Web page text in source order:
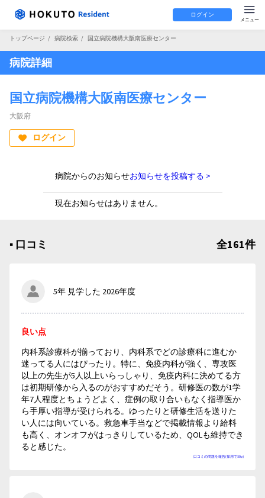
ログイン
トップページ / 病院検索 / 国立病院機構大阪南医療センター
病院詳細
国立病院機構大阪南医療センター
大阪府
ログイン
病院からのお知らせお知らせを投稿する >
現在お知らせはありません。
▪︎ 口コミ 全161件
5年 見学した 2026年度
口コミの問題を報告(採用で50p)
良い点
内科系診療科が揃っており、内科系でどの診療科に進むか
迷ってる人にはぴったり。特に、免疫内科が強く、専攻医
以上の先生が5人以上いらっしゃり、免疫内科に決めてる方
は初期研修から入るのがおすすめだそう。研修医の数が1学
年7人程度とちょうどよく、症例の取り合いもなく指導医か
ら手厚い指導が受けられる。ゆったりと研修生活を送りた
い人には向いている。救急車手当などで掲載情報より給料
も高く、オンオフがはっきりしているため、QOLも維持でき
ると感じた。